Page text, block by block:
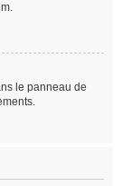
le panneau de